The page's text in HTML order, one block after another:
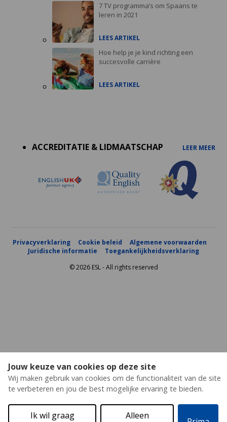
Jouw keuze van cookies op deze site
Wij maken gebruik van cookies om de functionaliteit van de site
te verbeteren en jou de best mogelijke ervaring te bieden.
Alleen
Ik wil graag
7 TV programma’s om Spaans te
leren in 2021
LEES ARTIKEL
Hoe help je je kind richting een
succesvolle carrière
LEES ARTIKEL
ACCREDITATIE & LIDMAATSCHAP
LEER MEER
Privacyverklaring Cookie beleid
Algemene voorwaarden
Juridische informatie
Toegankelijkheidsverklaring
© 2026 ESL - All rights reserved